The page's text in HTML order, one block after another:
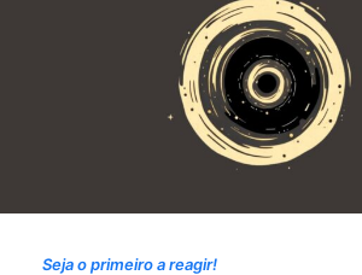
Seja o primeiro a reagir!